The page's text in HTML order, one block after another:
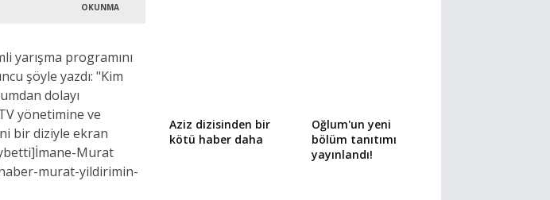
OKUNMA
yarışma programını
şöyle yazdı: "Kim
dolayı
yönetimine ve
bir diziyle ekran
Murat
murat-yildirimin-
Aziz dizisinden bir
kötü haber daha
Oğlum'un yeni
bölüm tanıtımı
yayınlandı!